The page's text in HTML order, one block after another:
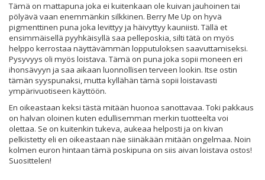
Tämä on mattapuna joka ei kuitenkaan ole kuivan jauhoinen tai
pölyävä vaan enemmänkin silkkinen. Berry Me Up on hyvä
pigmenttinen puna joka levittyy ja häivyttyy kauniisti. Tällä et
ensimmäisellä pyyhkäisyllä saa pelleposkia, silti tätä on myös
helppo kerrostaa näyttävämmän lopputuloksen saavuttamiseksi.
Pysyvyys oli myös loistava. Tämä on puna joka sopii moneen eri
ihonsävyyn ja saa aikaan luonnollisen terveen lookin. Itse ostin
tämän syyspunaksi, mutta kyllähän tämä sopii loistavasti
ympärivuotiseen käyttöön.
En oikeastaan keksi tästä mitään huonoa sanottavaa. Toki pakkaus
on halvan oloinen kuten edullisemman merkin tuotteelta voi
olettaa. Se on kuitenkin tukeva, aukeaa helposti ja on kivan
pelkistetty eli en oikeastaan näe siinäkään mitään ongelmaa. Noin
kolmen euron hintaan tämä poskipuna on siis aivan loistava ostos!
Suosittelen!